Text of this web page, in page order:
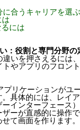
合うキャリアを選
は
には
：役割と専門分野の
いを押さえるには
やアプリのフロン
リケーションがユ
具体的には、レイ
インターフェース
ーが直感的に操作
て画面を作ります